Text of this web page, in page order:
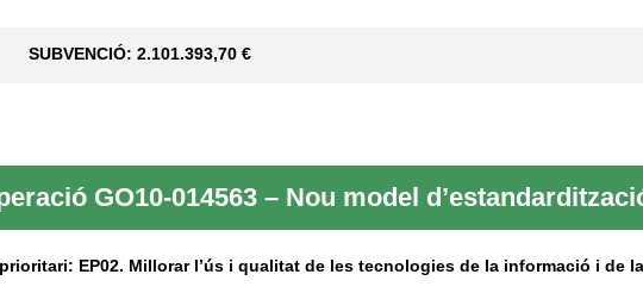
SUBVENCIÓ: 2.101.393,70 €
GO10-014563 – Nou model
EP02. Millorar l’ús i qualitat de les tecnologies de la informació i de